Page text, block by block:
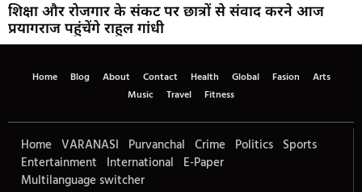
शिक्षा और रोजगार के संकट पर छात्रों से संवाद करने आज
प्रयागराज पहुंचेंगे राहुल गांधी
Home Blog About Contact Health Global Fasion
Arts
Music
Travel Fitness
Home VARANASI Purvanchal Crime Politics Sports
Entertainment International E-Paper
Multilanguage switcher